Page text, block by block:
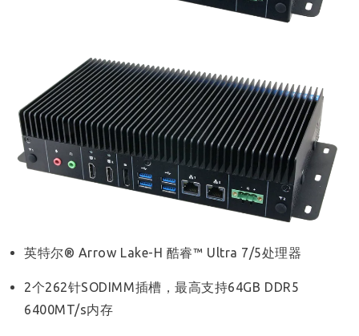
英特尔® Arrow Lake-H 酷睿™ Ultra 7/5处理器
2个262针SODIMM插槽，最高支持64GB DDR5
6400MT/s内存